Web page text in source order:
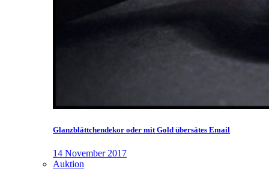
Glanzblättchendekor oder mit Gold übersätes Email
14 November 2017
Auktion